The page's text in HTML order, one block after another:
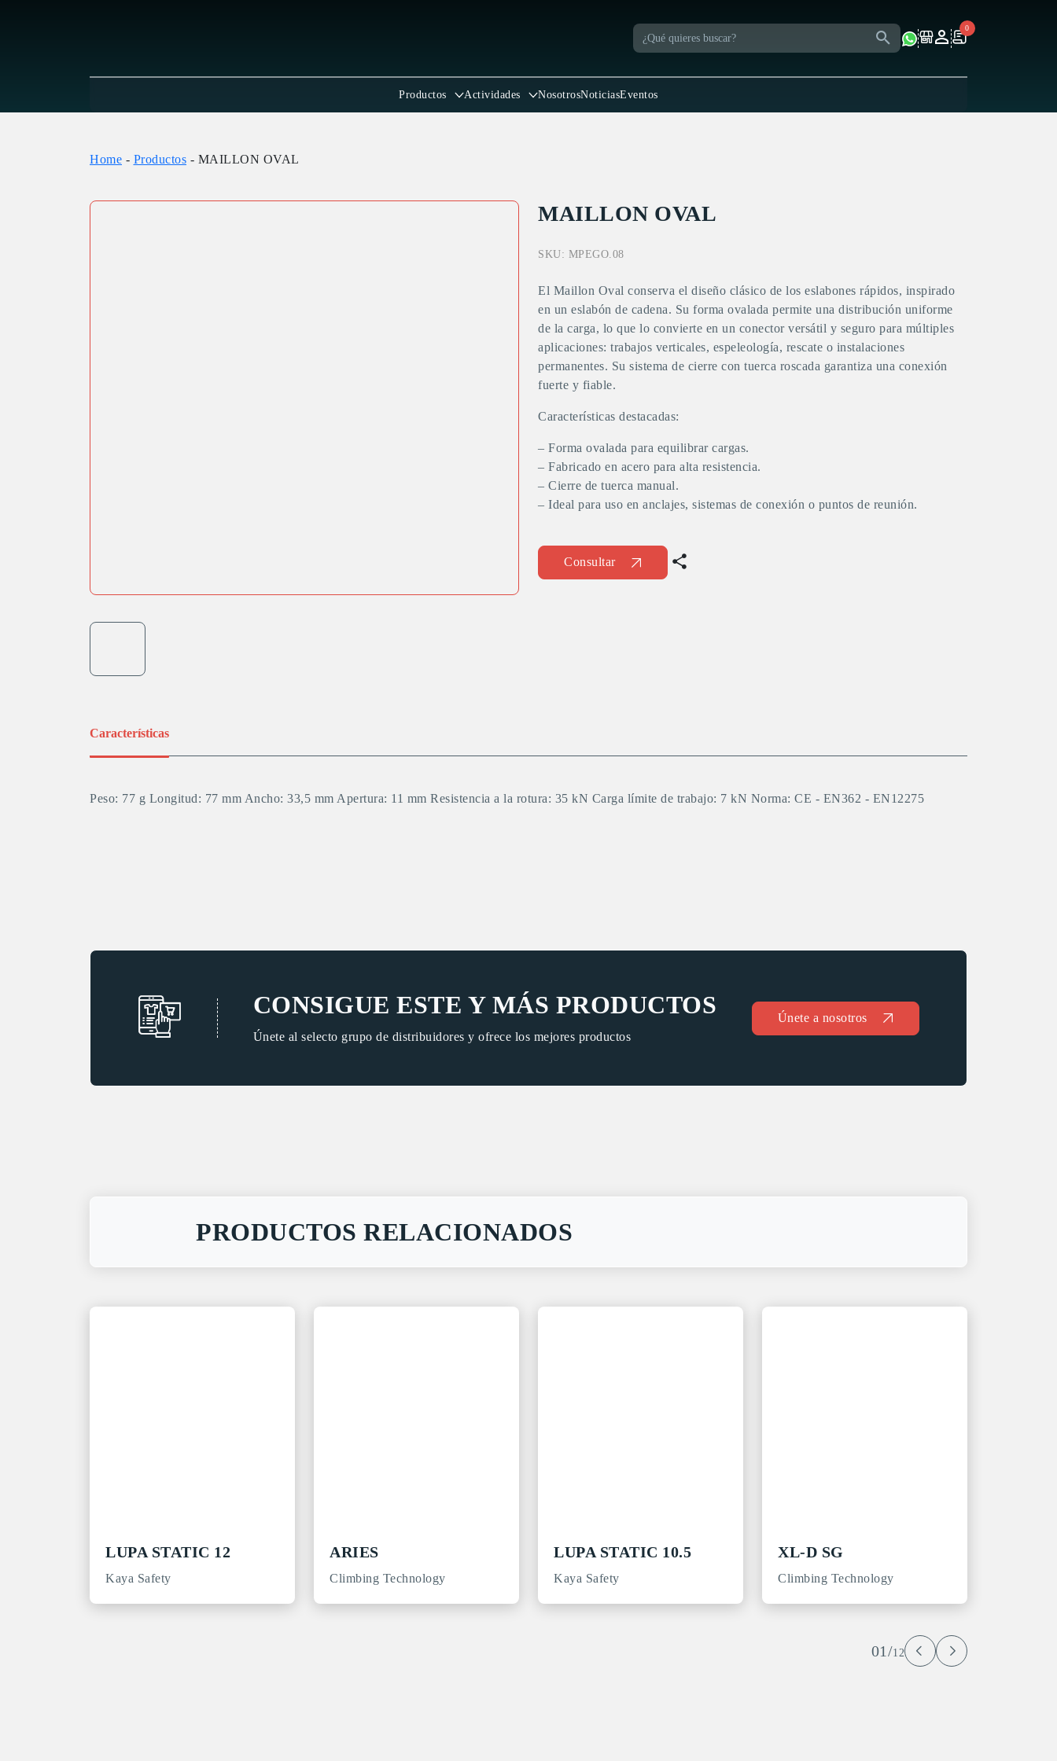
0
Productos Actividades NosotrosNoticiasEventos
Home - Productos - MAILLON OVAL
MAILLON OVAL
SKU: MPEGO.08
El Maillon Oval conserva el diseño clásico de los eslabones rápidos, inspirado
en un eslabón de cadena. Su forma ovalada permite una distribución uniforme
de la carga, lo que lo convierte en un conector versátil y seguro para múltiples
aplicaciones: trabajos verticales, espeleología, rescate o instalaciones
permanentes. Su sistema de cierre con tuerca roscada garantiza una conexión
fuerte y fiable.
Características destacadas:
– Forma ovalada para equilibrar cargas.
– Fabricado en acero para alta resistencia.
– Cierre de tuerca manual.
– Ideal para uso en anclajes, sistemas de conexión o puntos de reunión.
Consultar
Características
Peso: 77 g Longitud: 77 mm Ancho: 33,5 mm Apertura: 11 mm Resistencia a la rotura: 35 kN Carga límite de trabajo: 7 kN Norma: CE - EN362 - EN12275
CONSIGUE ESTE Y MÁS PRODUCTOS
Únete al selecto grupo de distribuidores y ofrece los mejores productos
Únete a nosotros
PRODUCTOS RELACIONADOS
LUPA STATIC 12
Kaya Safety
ARIES
Climbing Technology
LUPA STATIC 10.5
Kaya Safety
XL-D SG
Climbing Technology
01/12